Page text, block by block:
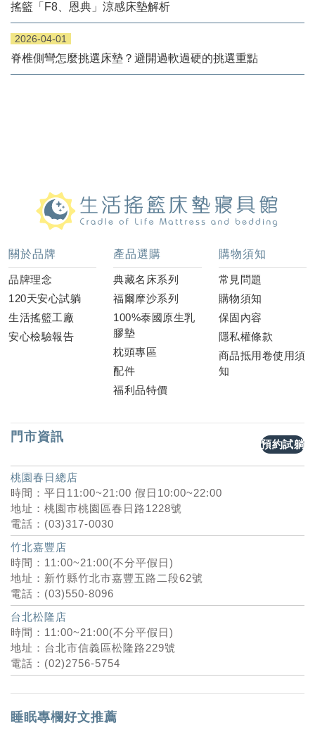
搖籃「F8、恩典」涼感床墊解析
2026-04-01
脊椎側彎怎麼挑選床墊？避開過軟過硬的挑選重點
關於品牌
品牌理念
120天安心試躺
生活搖籃工廠
安心檢驗報告
產品選購
典藏名床系列
福爾摩沙系列
100%泰國原生乳
膠墊
枕頭專區
配件
福利品特價
購物須知
常見問題
購物須知
保固內容
隱私權條款
商品抵用卷使用須
知
門市資訊
預約試躺
桃園春日總店
時間：平日11:00~21:00 假日10:00~22:00
地址：桃園市桃園區春日路1228號
電話：(03)317-0030
竹北嘉豐店
時間：11:00~21:00(不分平假日)
地址：新竹縣竹北市嘉豐五路二段62號
電話：(03)550-8096
台北松隆店
時間：11:00~21:00(不分平假日)
地址：台北市信義區松隆路229號
電話：(02)2756-5754
睡眠專欄好文推薦